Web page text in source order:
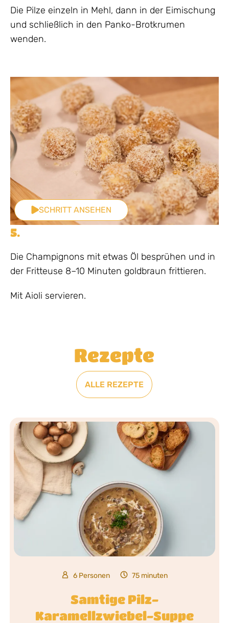
Die Pilze einzeln in Mehl, dann in der Eimischung
und schließlich in den Panko-Brotkrumen
wenden.
SCHRITT ANSEHEN
5.
Die Champignons mit etwas Öl besprühen und in
der Fritteuse 8–10 Minuten goldbraun frittieren.
Mit Aioli servieren.
Rezepte
ALLE REZEPTE
6 Personen 75 minuten
Samtige Pilz-
Karamellzwiebel-Suppe